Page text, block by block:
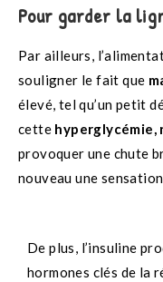
Pour garder la
Par ailleurs,
souligner le fait que
élevé, tel qu’un petit
cette hyperglycémie,
provoquer une chute
nouveau une
De plus, l’insuline
hormones clés de la